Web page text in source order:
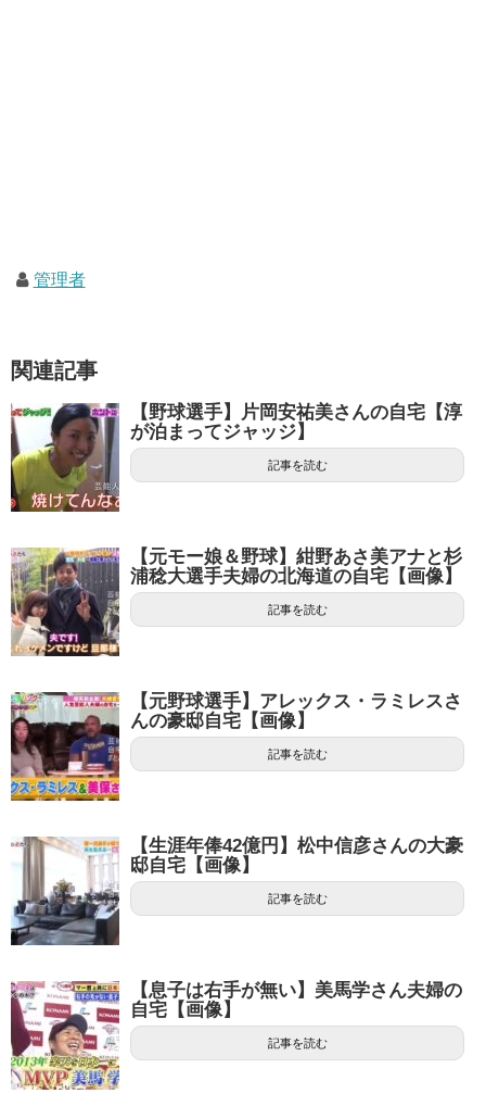
管理者
関連記事
【野球選手】片岡安祐美さんの自宅【淳
が泊まってジャッジ】
記事を読む
【元モー娘＆野球】紺野あさ美アナと杉
浦稔大選手夫婦の北海道の自宅【画像】
記事を読む
【元野球選手】アレックス・ラミレスさ
んの豪邸自宅【画像】
記事を読む
【生涯年俸42億円】松中信彦さんの大豪
邸自宅【画像】
記事を読む
【息子は右手が無い】美馬学さん夫婦の
自宅【画像】
記事を読む